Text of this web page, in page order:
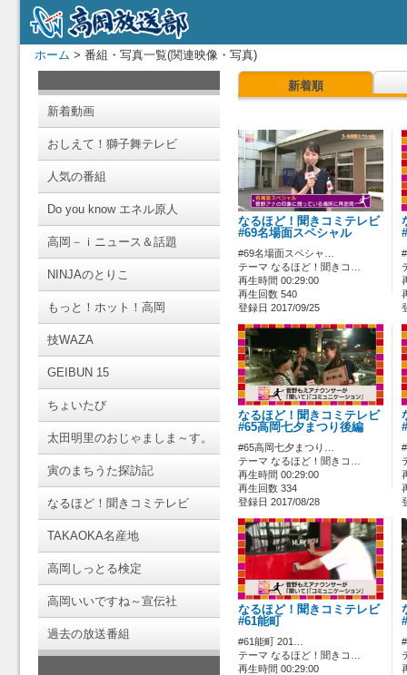
ホーム > 番組・写真一覧(関連映像・写真)
新着動画
おしえて！獅子舞テレビ
人気の番組
Do you know エネル原人
高岡－ｉニュース＆話題
NINJAのとりこ
もっと！ホット！高岡
技WAZA
GEIBUN 15
ちょいたび
太田明里のおじゃましま～す。
寅のまちうた探訪記
なるほど！聞きコミテレビ
TAKAOKA名産地
高岡しっとる検定
高岡いいですね～宣伝社
過去の放送番組
新着順
なるほど！聞きコミテレビ
#69名場面スペシャル
#69名場面スペシャ…
テーマ なるほど！聞きコ…
再生時間 00:29:00
再生回数 540
登録日 2017/09/25
なるほど！聞きコミテレビ
#65高岡七夕まつり後編
#65高岡七夕まつり…
テーマ なるほど！聞きコ…
再生時間 00:29:00
再生回数 334
登録日 2017/08/28
なるほど！聞きコミテレビ
#61能町
#61能町 201…
テーマ なるほど！聞きコ…
再生時間 00:29:00